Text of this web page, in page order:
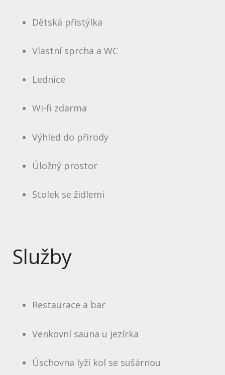
Dětská přistýlka
Vlastní sprcha a WC
Lednice
Wi-fi zdarma
Výhled do přirody
Úložný prostor
Stolek se židlemi
Služby
Restaurace a bar
Venkovní sauna u jezírka
Úschovna lyží kol se sušárnou